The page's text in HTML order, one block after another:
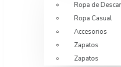
Ropa de
Ropa Casual
Accesorios
Zapatos
Zapatos